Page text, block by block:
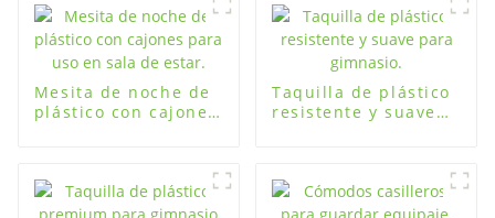
Mesita de noche de
plástico con cajones
Taquilla de plástico
resistente y suave